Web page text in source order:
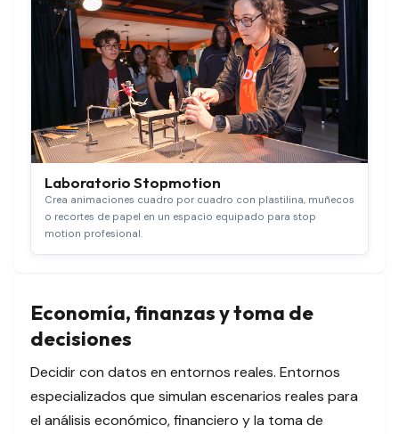
Laboratorio Stopmotion
Crea animaciones cuadro por cuadro con plastilina, muñecos
o recortes de papel en un espacio equipado para stop
motion profesional.
Economía, finanzas y toma de
decisiones
Decidir con datos en entornos reales. Entornos
especializados que simulan escenarios reales para
el análisis económico, financiero y la toma de